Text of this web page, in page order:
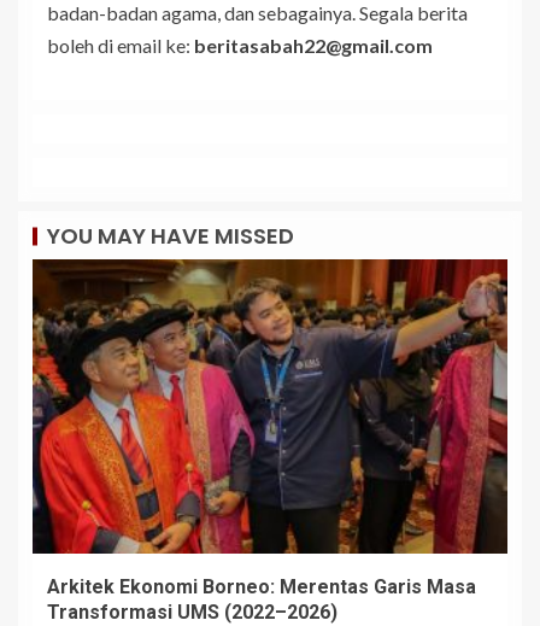
badan-badan agama, dan sebagainya. Segala berita
boleh di email ke: beritasabah22@gmail.com
YOU MAY HAVE MISSED
Arkitek Ekonomi Borneo: Merentas Garis Masa
Transformasi UMS (2022–2026)